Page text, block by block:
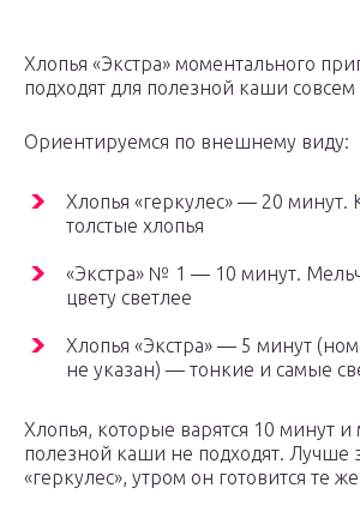
Хлопья «Экстра» моментального
подходят для полезной каши совсем
Ориентируемся по внешнему виду:
Хлопья «геркулес» — 20 минут.
толстые хлопья
«Экстра» № 1 — 10 минут.
цвету светлее
Хлопья «Экстра» — 5 минут
не указан) — тонкие и самые
Хлопья, которые варятся 10 минут
полезной каши не подходят. Лучше
«геркулес», утром он готовится те